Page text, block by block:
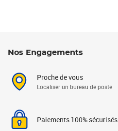
Nos Engagements
Proche de vous
Localiser un bureau de poste
Paiements 100% sécurisés